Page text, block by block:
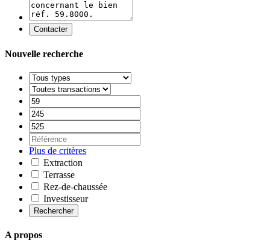
Contacter
Nouvelle recherche
Plus de critères
Extraction
Terrasse
Rez-de-chaussée
Investisseur
Rechercher
A propos